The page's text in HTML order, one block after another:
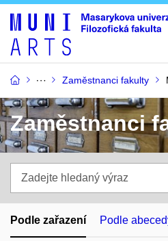
Zaměstnanci fakulty
Zaměstnanci
hledaný
výraz
Podle zařazení Podle